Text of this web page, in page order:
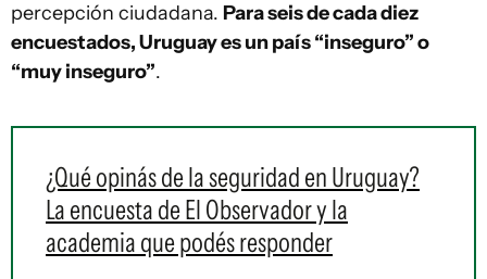
percepción ciudadana. Para seis de cada diez
encuestados, Uruguay es un país “inseguro” o
“muy inseguro”.
¿Qué opinás de la seguridad en Uruguay?
La encuesta de El Observador y la
academia que podés responder